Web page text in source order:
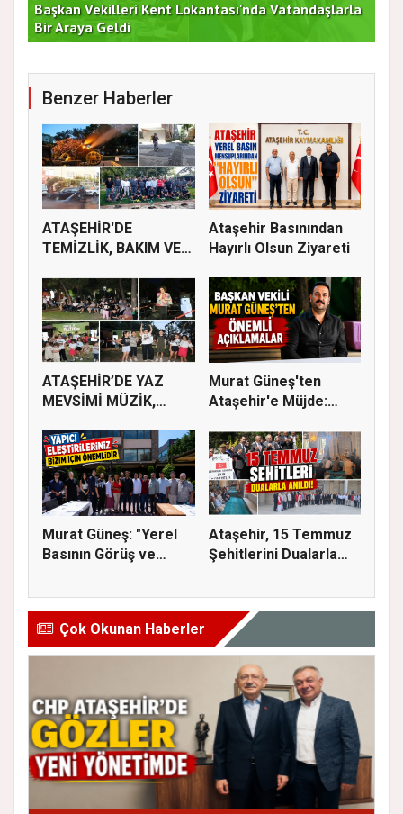
Başkan Vekilleri Kent Lokantası'nda Vatandaşlarla
Bir Araya Geldi
Benzer Haberler
ATAŞEHİR'DE
TEMİZLİK, BAKIM VE
Ataşehir Basınından
Hayırlı Olsun Ziyareti
ATAŞEHİR’DE YAZ
MEVSİMİ MÜZİK,
Murat Güneş'ten
Ataşehir'e Müjde:
Murat Güneş: "Yerel
Basının Görüş ve
Ataşehir, 15 Temmuz
Şehitlerini Dualarla
Çok Okunan Haberler